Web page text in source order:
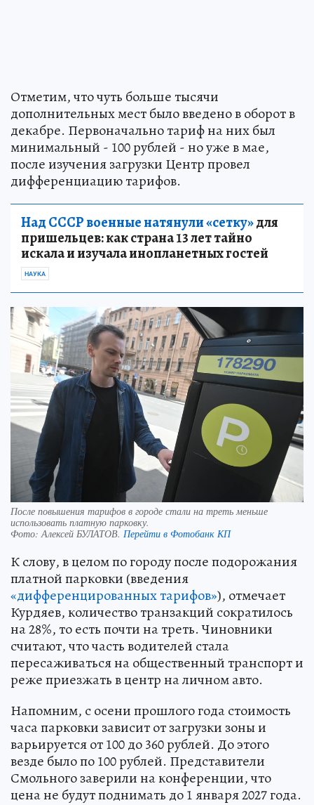
Отметим, что чуть больше тысячи
дополнительных мест было введено в оборот в
декабре. Первоначально тариф на них был
минимальный - 100 рублей - но уже в мае,
после изучения загрузки Центр провел
дифференциацию тарифов.
Над СССР военные натянули «сетку»для
пришельцев: как страна 13 лет тайно
искала и изучала инопланетных гостей
НАУКА
После повышения тарифов в городе стали на треть меньше
использовать платную парковку.
Фото: Алексей БУЛАТОВ. Перейти в Фотобанк КП
К слову, в целом по городу после подорожания
платной парковки (введения
«дифференцированных тарифов»), отмечает
Курдяев, количество транзакций сократилось
на 28%, то есть почти на треть. Чиновники
считают, что часть водителей стала
пересаживаться на общественный транспорт и
реже приезжать в центр на личном авто.
Напомним, с осени прошлого года стоимость
часа парковки зависит от загрузки зоны и
варьируется от 100 до 360 рублей. До этого
везде было по 100 рублей. Представители
Смольного заверили на конференции, что
цена не будут поднимать до 1 января 2027 года.